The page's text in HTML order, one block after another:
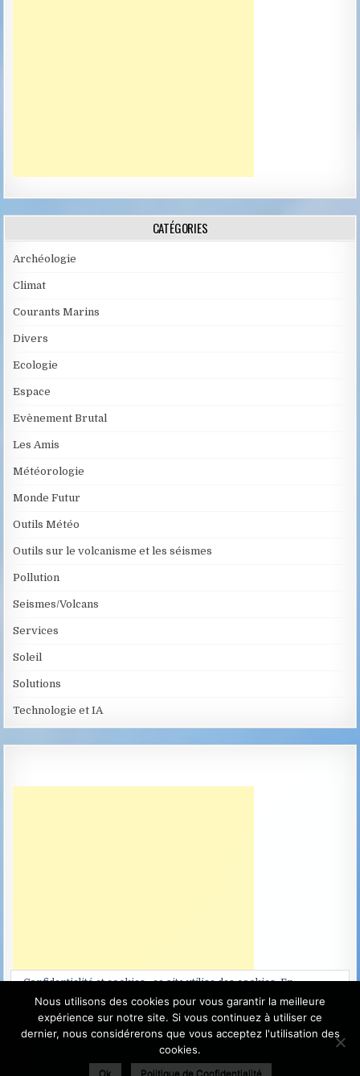
CATÉGORIES
Archéologie
Climat
Courants Marins
Divers
Ecologie
Espace
Evènement Brutal
Les Amis
Météorologie
Monde Futur
Outils Météo
Outils sur le volcanisme et les séismes
Pollution
Seismes/Volcans
Services
Soleil
Solutions
Technologie et IA
Confidentialité et cookies : ce site utilise des cookies. En
continuant à utiliser ce site Web, vous acceptez leur utilisation.
Pour en savoir plus, notamment sur la façon de contrôler les
cookies, consultez :Politique relative aux cookies
Nous utilisons des cookies pour vous garantir la meilleure
expérience sur notre site. Si vous continuez à utiliser ce
dernier, nous considérerons que vous acceptez l'utilisation des
cookies.
Ok Politique de Confidentialité